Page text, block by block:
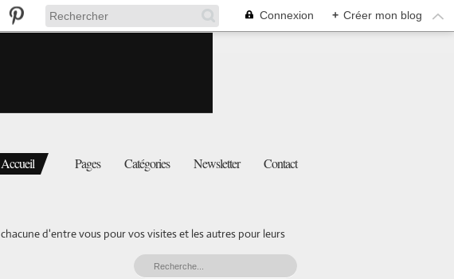
Connexion + Créer mon blog
Accueil Pages Catégories Newsletter Contact
d'entre vous pour vos visites et les autres pour leurs